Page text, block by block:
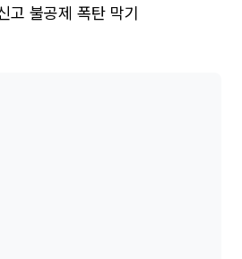
고 불공제 폭탄 막기